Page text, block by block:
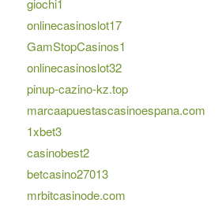
giochi1
onlinecasinoslot17
GamStopCasinos1
onlinecasinoslot32
pinup-cazino-kz.top
marcaapuestascasinoespana.com
1xbet3
casinobest2
betcasino27013
mrbitcasinode.com